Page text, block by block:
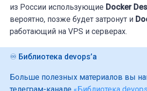
из России использующие Docker
вероятно, позже будет затронут и
работающий на VPS и серверах.
♾️ Библиотека devops’а
Больше полезных материалов вы